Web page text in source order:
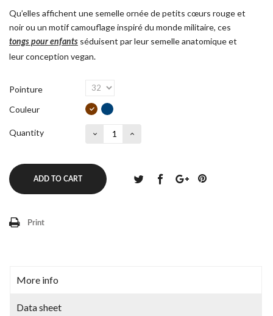
Qu’elles affichent une semelle ornée de petits cœurs rouge et
noir ou un motif camouflage inspiré du monde militaire, ces
tongs pour enfants séduisent par leur semelle anatomique et
leur conception vegan.
Pointure
Couleur
Quantity
ADD TO CART
Print
More info
Data sheet